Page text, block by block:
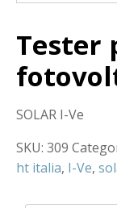
Tester
SOLAR I-Ve
SKU: 309
ht italia, I-Ve,